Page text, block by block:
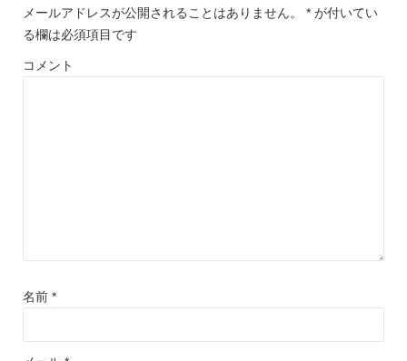
メールアドレスが公開されることはありません。 * が付いてい
る欄は必須項目です
コメント
名前 *